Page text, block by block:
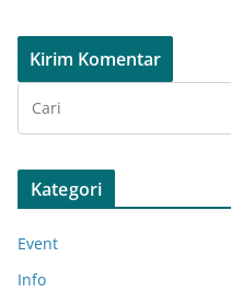
Kategori
Event
Info